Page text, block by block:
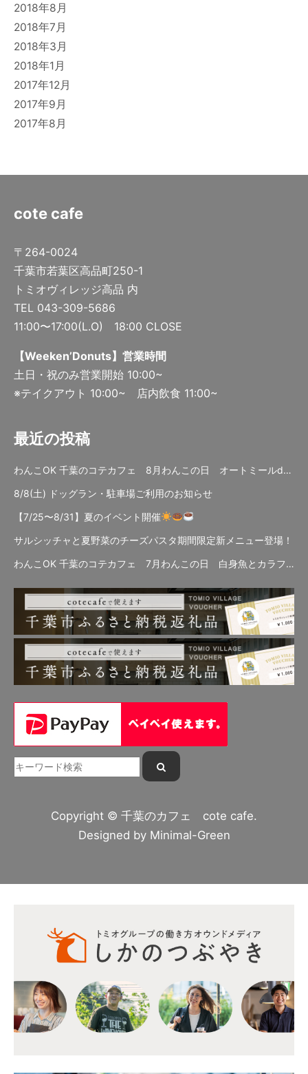
2018年8月
2018年7月
2018年3月
2018年1月
2017年12月
2017年9月
2017年8月
cote cafe
〒264-0024
千葉市若葉区高品町250-1
トミオヴィレッジ高品 内
TEL 043-309-5686
11:00〜17:00(L.O) 18:00 CLOSE
【Weeken’Donuts】営業時間
土日・祝のみ営業開始 10:00~
※テイクアウト 10:00~ 店内飲食 11:00~
最近の投稿
わんこOK 千葉のコテカフェ 8月わんこの日 オートミールdeローストビーフライス
8/8(土) ドッグラン・駐車場ご利用のお知らせ
【7/25〜8/31】夏のイベント開催
サルシッチャと夏野菜のチーズパスタ期間限定新メニュー登場！
わんこOK 千葉のコテカフェ 7月わんこの日 白身魚とカラフルやさいのオムレツ
Copyright © 千葉のカフェ cote cafe.
Designed by Minimal-Green